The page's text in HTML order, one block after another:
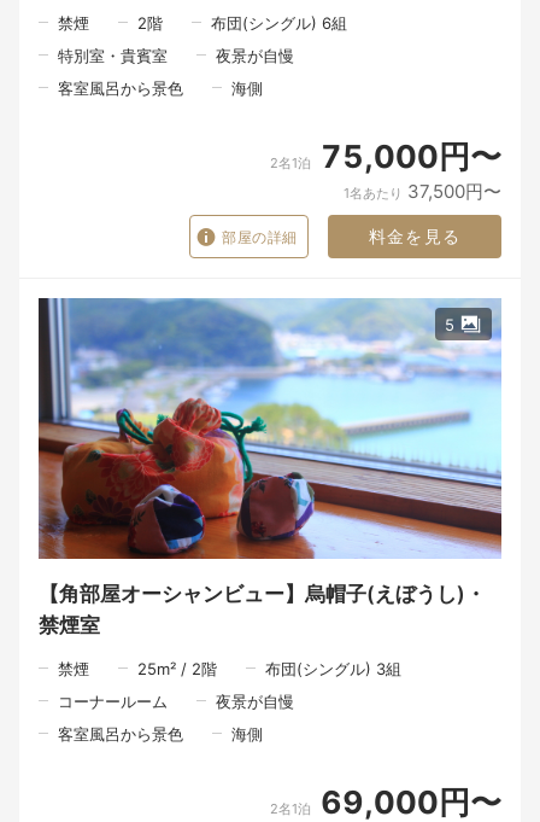
北浦には、海の幸があります。
山の恵みがあります。
その日の魚や野菜と向き合いながら料理を仕上げる料理人。
そして、「ようこそ」とお迎えする私たち。
並びます。
食材や器は、目に見える「モノ」です。
けれど、その向こうにある人の想い、この北浦の景色、そして大
切な人と過ごす時間が重なったとき、料理はただのモノではな
く、心に残る「思い出」になるのだと思います。
潮香ノ宿 髙平屋が届けたいのは、料理だけではありません。
窓を開けたときに感じる海の香り。
地元の人との何気ない会話。
そして、大切な人とゆっくり食事の時間を過ごすひとときです。
ここで過ごしたひとときが、
「また帰りたいね」と、いつかふと思い出していただける旅にな
～～～食事の時間も、旅の大切なひととき。～～～
限られた時間の中でも、一品一品丁寧にお料理を仕上げるため、
夕食は18時30分、朝食は8時からのご案内となります。
夕食は、その日に届いた北浦の海の幸を中心に、山の恵み、里の
禁煙 2階
布団(シングル) 6組
特別室・貴賓室
夜景が自慢
客室風呂から景色
海側
2名1泊 75,000円〜
1名あたり 37,500円〜
部屋の詳細 料金を見る
5
【角部屋オーシャンビュー】烏帽子(えぼうし)・
禁煙室
禁煙 25m² / 2階
布団(シングル) 3組
コーナールーム
夜景が自慢
客室風呂から景色
海側
2名1泊 69,000円〜